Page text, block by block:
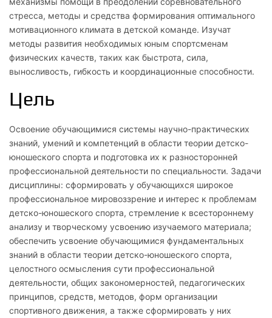
стресса, методы и средства формирования оптимального
мотивационного климата в детской команде. Изучат
методы развития необходимых юным спортсменам
физических качеств, таких как быстрота, сила,
выносливость, гибкость и координационные способности.
Цель
Освоение обучающимися системы научно-практических
знаний, умений и компетенций в области теории детско-
юношеского спорта и подготовка их к разносторонней
профессиональной деятельности по специальности. Задачи
дисциплины: сформировать у обучающихся широкое
профессиональное мировоззрение и интерес к проблемам
детско-юношеского спорта, стремление к всестороннему
анализу и творческому усвоению изучаемого материала;
обеспечить усвоение обучающимися фундаментальных
знаний в области теории детско-юношеского спорта,
целостного осмысления сути профессиональной
деятельности, общих закономерностей, педагогических
принципов, средств, методов, форм организации
спортивного движения, а также сформировать у них